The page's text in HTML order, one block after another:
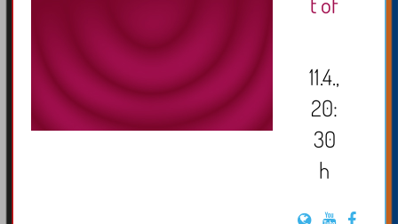
11.4.,
20:
30
h